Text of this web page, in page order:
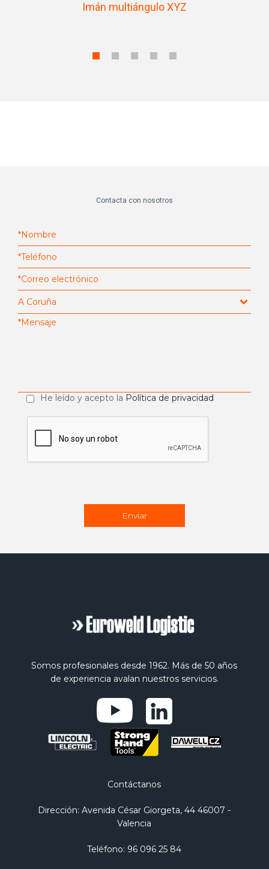
Imán multiángulo XYZ
Contacta con nosotros
He leído y acepto la Política de privacidad
Somos profesionales desde 1962. Más de 50 años
de experiencia avalan nuestros servicios.
Contáctanos
Dirección: Avenida César Giorgeta, 44 46007 -
Valencia
Teléfono: 96 096 25 84